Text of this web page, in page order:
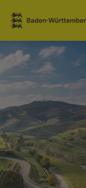
Sauter au
Link zur Startseite